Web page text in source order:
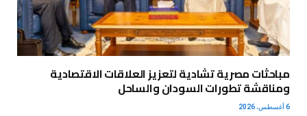
مباحثات مصرية تشادية لتعزيز العلاقات الاقتصادية
ومناقشة تطورات السودان والساحل
6 أغسطس، 2026